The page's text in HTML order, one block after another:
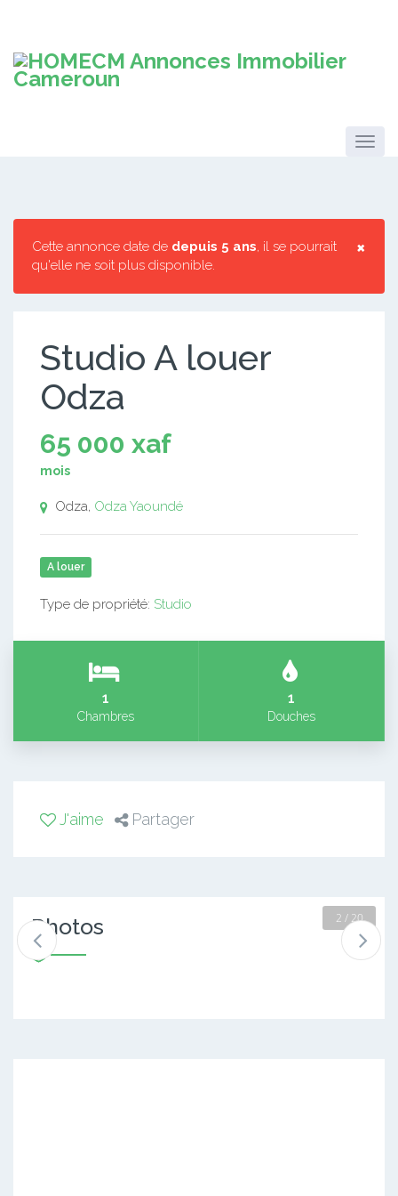
×
Cette annonce date de depuis 5 ans, il se pourrait
qu'elle ne soit plus disponible.
Studio A louer
Odza
65 000 xaf
mois
Odza, OdzaYaoundé
A louer
Type de propriété: Studio
1
Chambres
1
Douches
J'aime Partager
Photos 2 / 20